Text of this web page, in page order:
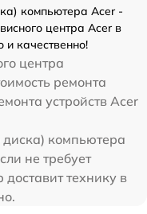
компьютера Acer -
центра Acer в
качественно!
центра
ремонта
устройств Acer
компьютера
не требует
технику в